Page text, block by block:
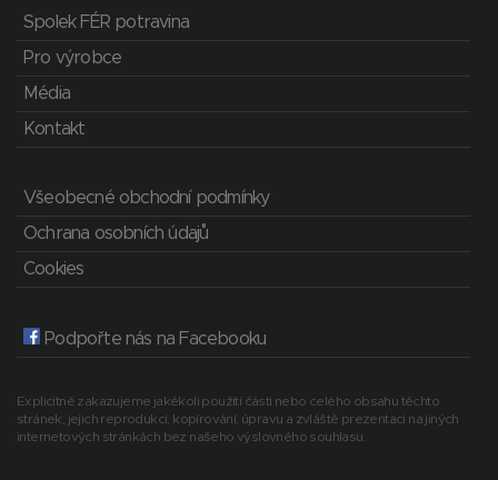
Spolek FÉR potravina
Pro výrobce
Média
Kontakt
Všeobecné obchodní podmínky
Ochrana osobních údajů
Cookies
Podpořte nás na Facebooku
Explicitně zakazujeme jakékoli použití části nebo celého obsahu těchto
stránek, jejich reprodukci, kopírování, úpravu a zvláště prezentaci na jiných
internetových stránkách bez našeho výslovného souhlasu.